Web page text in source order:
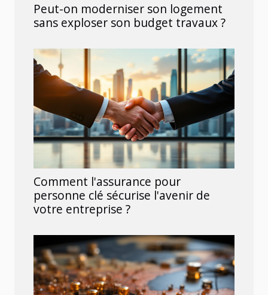
Peut-on moderniser son logement
sans exploser son budget travaux ?
Comment l'assurance pour
personne clé sécurise l'avenir de
votre entreprise ?